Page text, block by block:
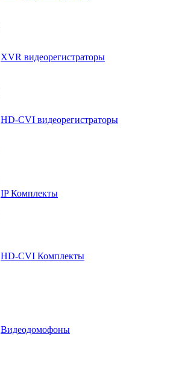
XVR видеорегистраторы
HD-CVI видеорегистраторы
IP Комплекты
HD-CVI Комплекты
Видеодомофоны